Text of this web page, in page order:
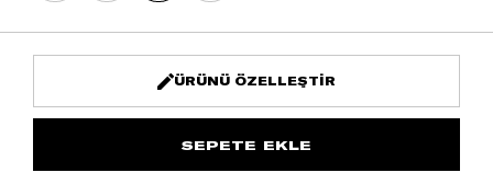
ÜRÜNÜ ÖZELLEŞTIR